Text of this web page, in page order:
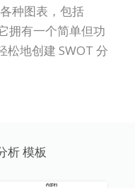
种图表，包括
拥有一个简单但功
松地创建 SWOT 分
析 模板